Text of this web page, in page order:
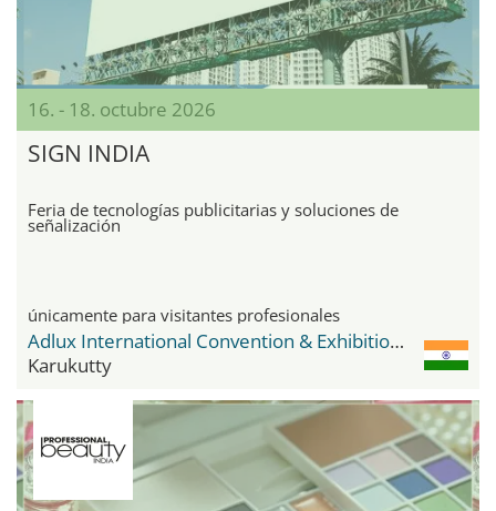
16. - 18. octubre 2026
SIGN INDIA
Feria de tecnologías publicitarias y soluciones de
señalización
únicamente para visitantes profesionales
Adlux International Convention & Exhibition Centre
Karukutty